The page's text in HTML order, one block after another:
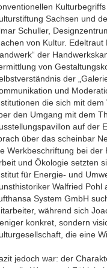
Sachsen und
Schuller,
von Kultur.
der
von
der
und
die sich mit
den Umgang mit dem
auf der
über das scheinbar
Werkbeschriftung bei der
und Ökologie setzten
für Energie- und
Walfried
System GmbH
während sich
konkret, sondern
die eine
jedoch war: der